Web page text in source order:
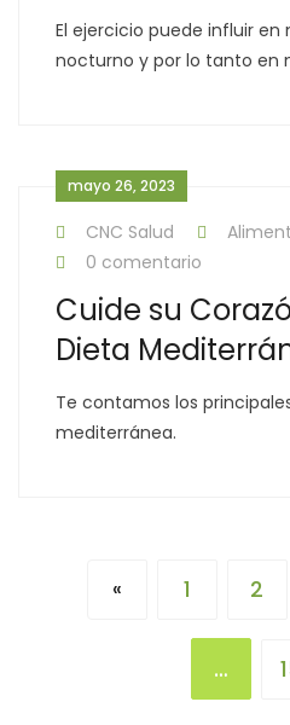
El ejercicio puede influir en
nocturno y por lo tanto en
mayo 26, 2023
CNC Salud
0 comentario
Cuide su
Dieta
Te contamos los
mediterránea.
« 1 2
…